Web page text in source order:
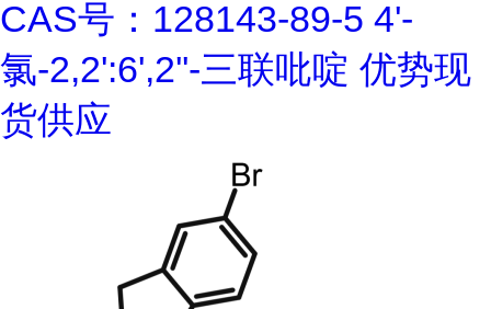
CAS号：128143-89-5 4'-
氯-2,2':6',2''-三联吡啶 优势现
货供应